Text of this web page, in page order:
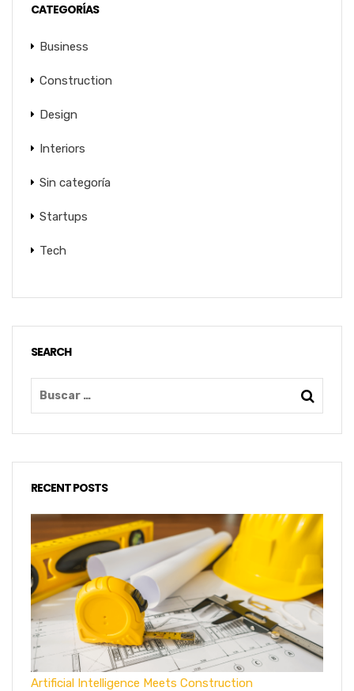
CATEGORÍAS
Business
Construction
Design
Interiors
Sin categoría
Startups
Tech
SEARCH
RECENT POSTS
Artificial Intelligence Meets Construction